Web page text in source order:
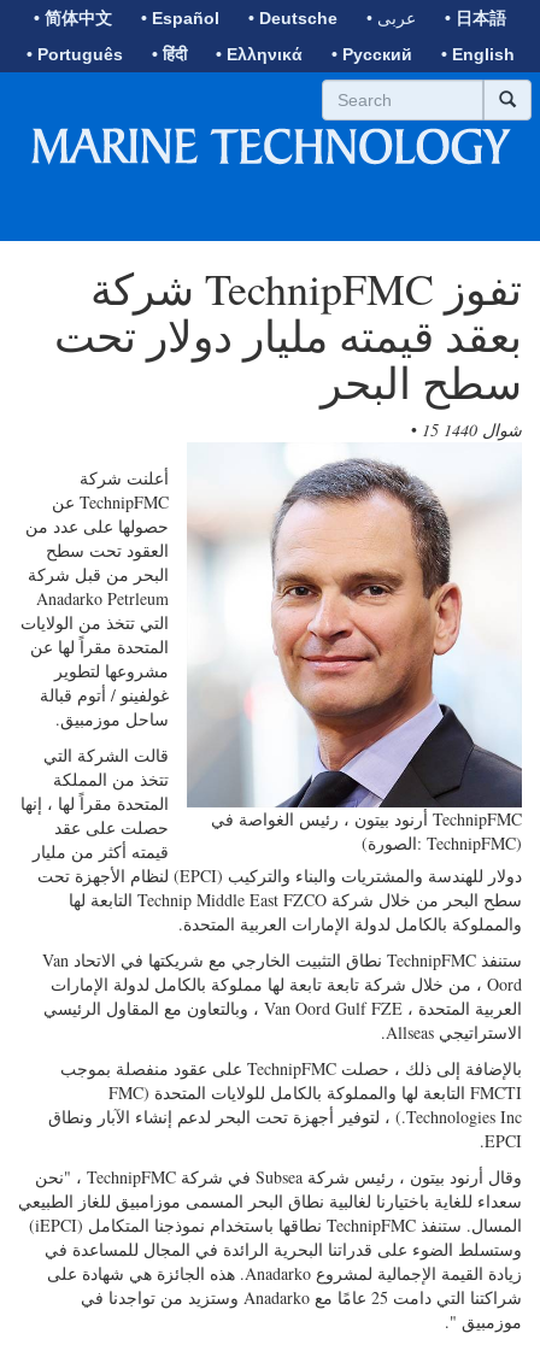
• 简体中文 • Español • Deutsche • عربى
• 日本語
• Português
• हिंदी • Ελληνικά • Русский • English
شركة TechnipFMC تفوز
بعقد قيمته مليار دولار تحت
سطح البحر
• 15 شوال 1440
أرنود بيتون ، رئيس الغواصة في TechnipFMC
(الصورة: TechnipFMC)
أعلنت شركة
TechnipFMC عن
حصولها على عدد من
العقود تحت سطح
البحر من قبل شركة
Anadarko Petrleum
التي تتخذ من الولايات
المتحدة مقراً لها عن
مشروعها لتطوير
غولفينو / أتوم قبالة
ساحل موزمبيق.
قالت الشركة التي
تتخذ من المملكة
المتحدة مقراً لها ، إنها
حصلت على عقد
قيمته أكثر من مليار
دولار للهندسة والمشتريات والبناء والتركيب (EPCI) لنظام الأجهزة تحت
سطح البحر من خلال شركة Technip Middle East FZCO التابعة لها
والمملوكة بالكامل لدولة الإمارات العربية المتحدة.
ستنفذ TechnipFMC نطاق التثبيت الخارجي مع شريكتها في الاتحاد Van
Oord ، من خلال شركة تابعة تابعة لها مملوكة بالكامل لدولة الإمارات
العربية المتحدة ، Van Oord Gulf FZE ، وبالتعاون مع المقاول الرئيسي
الاستراتيجي Allseas.
بالإضافة إلى ذلك ، حصلت TechnipFMC على عقود منفصلة بموجب
FMCTI التابعة لها والمملوكة بالكامل للولايات المتحدة (FMC
Technologies Inc.) ، لتوفير أجهزة تحت البحر لدعم إنشاء الآبار ونطاق
EPCI.
وقال أرنود بيتون ، رئيس شركة Subsea في شركة TechnipFMC ، "نحن
سعداء للغاية باختيارنا لغالبية نطاق البحر المسمى موزامبيق للغاز الطبيعي
المسال. ستنفذ TechnipFMC نطاقها باستخدام نموذجنا المتكامل (iEPCI)
وستسلط الضوء على قدراتنا البحرية الرائدة في المجال للمساعدة في
زيادة القيمة الإجمالية لمشروع Anadarko. هذه الجائزة هي شهادة على
شراكتنا التي دامت 25 عامًا مع Anadarko وستزيد من تواجدنا في
موزمبيق ".